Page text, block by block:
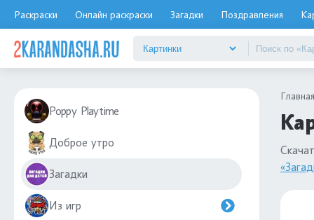
Раскраски Онлайн раскраски Загадки Поздравления
Poppy Playtime
Доброе утро
Загадки
Из игр
Главная